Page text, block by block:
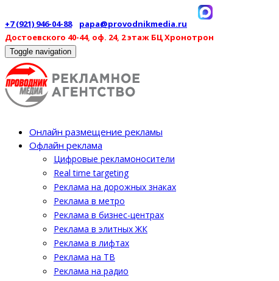
+7 (921) 946-04-88
papa@provodnikmedia.ru
Достоевского 40-44, оф. 24, 2 этаж БЦ Хронотрон
Toggle navigation
Онлайн размещение рекламы
Офлайн реклама
Цифровые рекламоносители
Real time targeting
Реклама на дорожных знаках
Реклама в метро
Реклама в бизнес-центрах
Реклама в элитных ЖК
Реклама в лифтах
Реклама на ТВ
Реклама на радио